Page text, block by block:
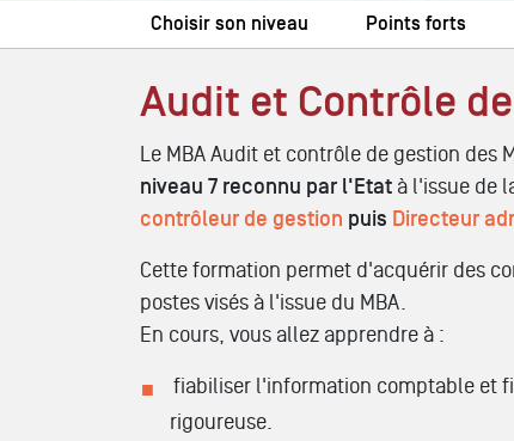
Choisir son niveau Points forts
Audit et Contrôle
Le MBA Audit et contrôle de gestion des
niveau 7 reconnu par l'Etat à l'issue de
contrôleur de gestion puis Directeur
Cette formation permet d'acquérir des
postes visés à l'issue du MBA.
En cours, vous allez apprendre à :
fiabiliser l'information comptable et
rigoureuse.